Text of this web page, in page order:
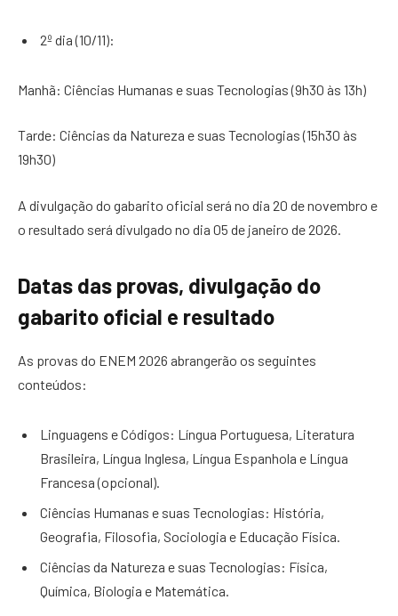
2º dia (10/11):
Manhã: Ciências Humanas e suas Tecnologias (9h30 às 13h)
Tarde: Ciências da Natureza e suas Tecnologias (15h30 às
19h30)
A divulgação do gabarito oficial será no dia 20 de novembro e
o resultado será divulgado no dia 05 de janeiro de 2026.
Datas das provas, divulgação do
gabarito oficial e resultado
As provas do ENEM 2026 abrangerão os seguintes
conteúdos:
Linguagens e Códigos: Língua Portuguesa, Literatura
Brasileira, Língua Inglesa, Língua Espanhola e Língua
Francesa (opcional).
Ciências Humanas e suas Tecnologias: História,
Geografia, Filosofia, Sociologia e Educação Física.
Ciências da Natureza e suas Tecnologias: Física,
Química, Biologia e Matemática.